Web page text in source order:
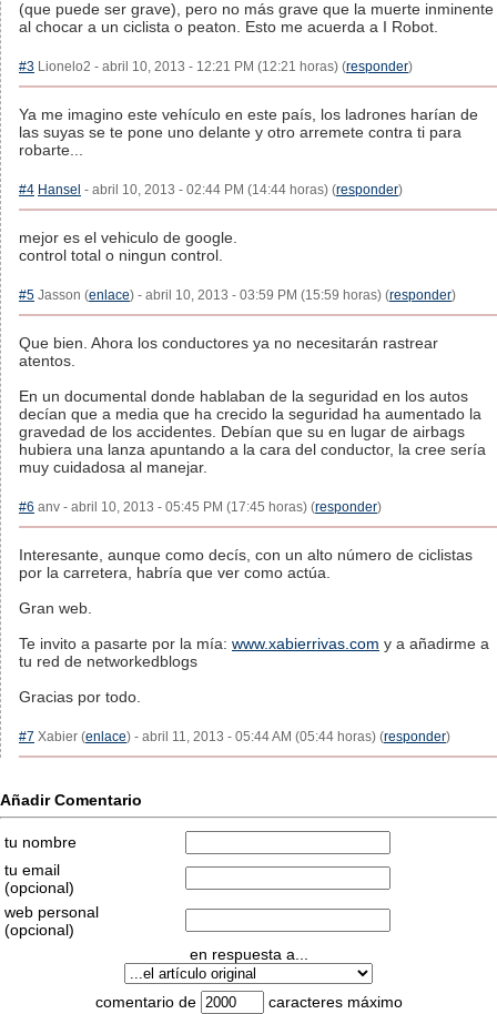
(que puede ser grave), pero no más grave que la muerte inminente
al chocar a un ciclista o peaton. Esto me acuerda a I Robot.
#3 Lionelo2 - abril 10, 2013 - 12:21 PM (12:21 horas) (responder)
Ya me imagino este vehículo en este país, los ladrones harían de
las suyas se te pone uno delante y otro arremete contra ti para
robarte...
#4 Hansel - abril 10, 2013 - 02:44 PM (14:44 horas) (responder)
mejor es el vehiculo de google.
control total o ningun control.
#5 Jasson (enlace) - abril 10, 2013 - 03:59 PM (15:59 horas) (responder)
Que bien. Ahora los conductores ya no necesitarán rastrear
atentos.
En un documental donde hablaban de la seguridad en los autos
decían que a media que ha crecido la seguridad ha aumentado la
gravedad de los accidentes. Debían que su en lugar de airbags
hubiera una lanza apuntando a la cara del conductor, la cree sería
muy cuidadosa al manejar.
#6 anv - abril 10, 2013 - 05:45 PM (17:45 horas) (responder)
Interesante, aunque como decís, con un alto número de ciclistas
por la carretera, habría que ver como actúa.
Gran web.
Te invito a pasarte por la mía: www.xabierrivas.com y a añadirme a
tu red de networkedblogs
Gracias por todo.
#7 Xabier (enlace) - abril 11, 2013 - 05:44 AM (05:44 horas) (responder)
Añadir Comentario
tu nombre
tu email
(opcional)
web personal
(opcional)
en respuesta a...
comentario de caracteres máximo